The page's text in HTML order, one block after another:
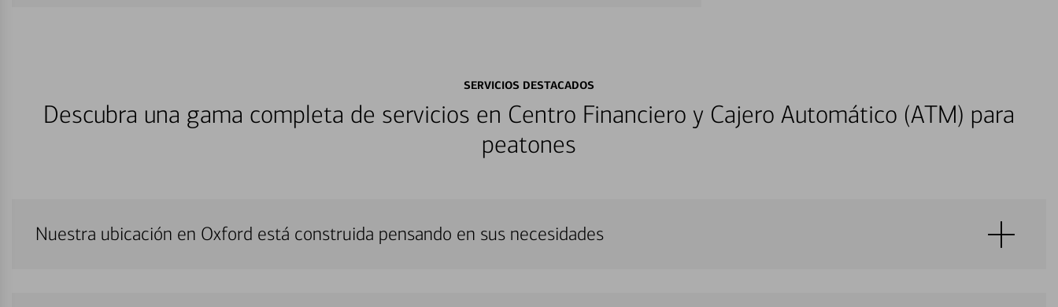
SERVICIOS DESTACADOS
Descubra una gama completa de servicios en Centro Financiero y Cajero Automático (ATM) para
peatones
Nuestra ubicación en Oxford está construida pensando en sus necesidades